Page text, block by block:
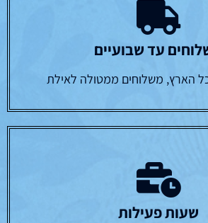
עד שבועיים
הארץ, משלוחים ממטולה לאילת
שעות פעילות